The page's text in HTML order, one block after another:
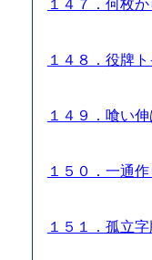
１４７．何枚
１４８．役牌
１４９．喰い
１５０．一通
１５１．孤立